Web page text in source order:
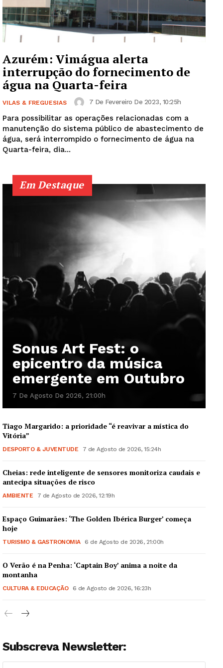
SUBSCREVA JÁ!
Institucional
Artigos
Edição Digital
Europa
Grande Entrevista
Publicidade
Azurém: Vimágua alerta
interrupção do fornecimento de
água na Quarta-feira
VILAS & FREGUESIAS 7 De Fevereiro De 2023, 10:25h
Para possibilitar as operações relacionadas com a
manutenção do sistema público de abastecimento de
água, será interrompido o fornecimento de água na
Quarta-feira, dia...
Em Destaque
Sonus Art Fest: o
epicentro da música
emergente em Outubro
7 De Agosto De 2026, 21:00h
Tiago Margarido: a prioridade “é reavivar a mística do
Vitória”
DESPORTO & JUVENTUDE 7 de Agosto de 2026, 15:24h
Cheias: rede inteligente de sensores monitoriza caudais e
antecipa situações de risco
AMBIENTE 7 de Agosto de 2026, 12:19h
Espaço Guimarães: ‘The Golden Ibérica Burger’ começa
hoje
TURISMO & GASTRONOMIA 6 de Agosto de 2026, 21:00h
O Verão é na Penha: ‘Captain Boy’ anima a noite da
montanha
CULTURA & EDUCAÇÃO 6 de Agosto de 2026, 16:23h
Subscreva Newsletter: